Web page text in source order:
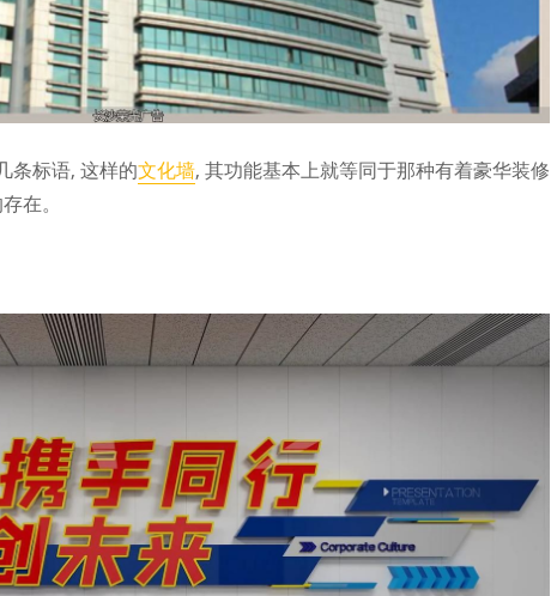
条标语, 这样的文化墙, 其功能基本上就等同于那种有着豪华装修
在。